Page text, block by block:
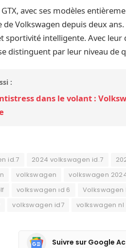
avec ses modèles
Volkswagen depuis deux
sportivité intelligente. Avec
distinguent par leur niveau de
:
dans le volant :
id.7 2024 volkswagen id.7
volkswagen
volkswagen
volkswagen ıd 6
Volkswagen
volkswagen id7 volkswagen nl
Suivre sur Google